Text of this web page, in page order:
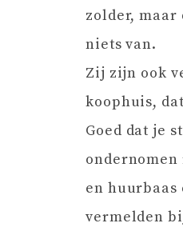
zolder,
niets van.
Zij zijn ook
koophuis,
Goed dat je
en
vermelden